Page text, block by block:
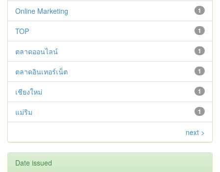
1
Online Marketing
1
TOP
1
ตลาดออนไลน์
1
ตลาดอินเทอร์เน็ต
1
เชียงใหม่
1
แม่ริม
next >
Date issued